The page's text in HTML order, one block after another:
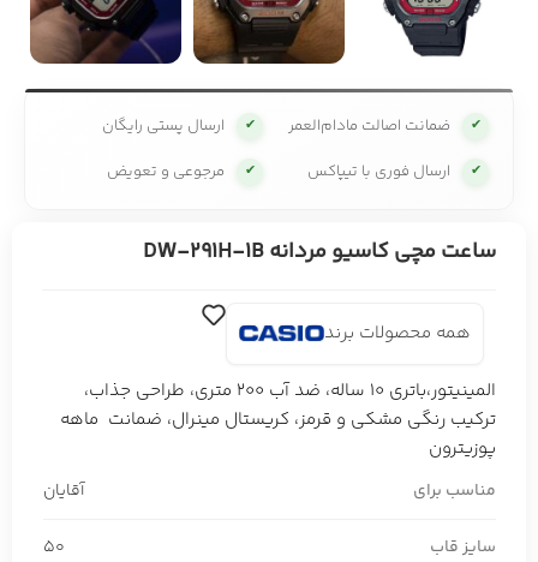
✔ ضمانت اصالت مادام‌العمر ✔ ارسال پستی رایگان
✔ ارسال فوری با تیپاکس ✔ مرجوعی و تعویض
ساعت مچی کاسیو مردانه DW-291H-1B
همه محصولات برند
المینیتور،باتری 10 ساله، ضد آب 200 متری، طراحی جذاب،
ترکیب رنگی مشکی و قرمز، کریستال مینرال، ضمانت ماهه
پوزیترون
مناسب برای آقایان
سایز قاب 50